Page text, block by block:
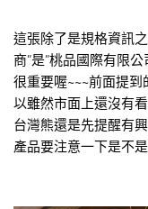
這張除了是規格資訊
商”是”桃品國際有限
很重要喔~~~前面提到
以雖然市面上還沒有看
台灣熊還是先提醒有
產品要注意一下是不是